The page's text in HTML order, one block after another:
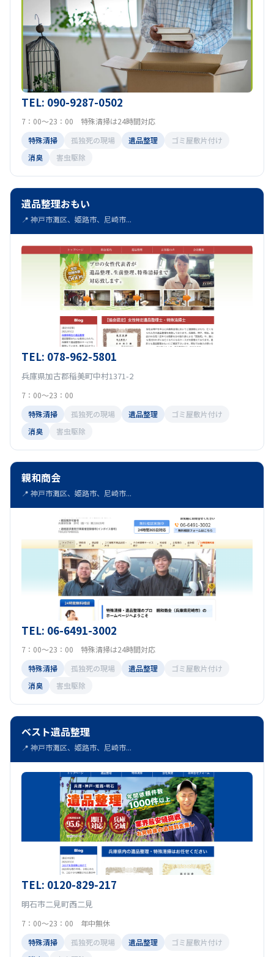
TEL: 090-9287-0502
7：00～23：00 特殊清掃は24時間対応
特殊清掃
孤独死の現場 遺品整理
ゴミ屋敷片付け
消臭
害虫駆除
遺品整理おもい
📍 神戸市灘区、姫路市、尼崎市...
TEL: 078-962-5801
兵庫県加古郡稲美町中村1371-2
7：00～23：00
特殊清掃
孤独死の現場 遺品整理
ゴミ屋敷片付け
消臭
害虫駆除
親和商会
📍 神戸市灘区、姫路市、尼崎市...
TEL: 06-6491-3002
7：00～23：00 特殊清掃は24時間対応
特殊清掃
孤独死の現場 遺品整理
ゴミ屋敷片付け
消臭
害虫駆除
ベスト遺品整理
📍 神戸市灘区、姫路市、尼崎市...
TEL: 0120-829-217
明石市二見町西二見
7：00～23：00 年中無休
特殊清掃
孤独死の現場 遺品整理
ゴミ屋敷片付け